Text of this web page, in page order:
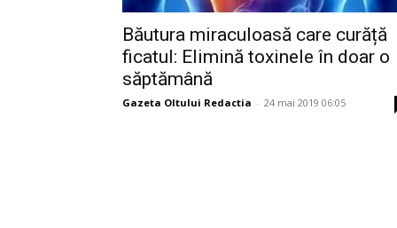
Băutura miraculoasă care curăță
ficatul: Elimină toxinele în doar o
săptămână
Gazeta Oltului Redactia - 24 mai 2019 06:05